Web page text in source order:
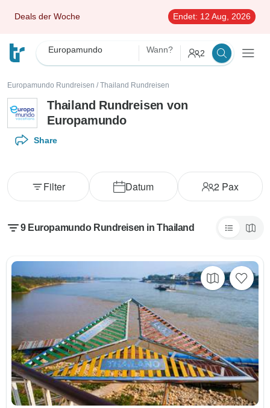
Deals der Woche Endet: 12 Aug, 2026
Europamundo Wann? 2
Europamundo Rundreisen / Thailand Rundreisen
Thailand Rundreisen von
Europamundo
Share
Datum 2 Pax
Filter
9 Europamundo Rundreisen in Thailand